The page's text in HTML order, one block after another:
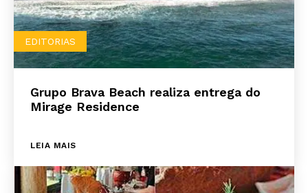
EDITORIAS
Grupo Brava Beach realiza entrega do
Mirage Residence
LEIA MAIS